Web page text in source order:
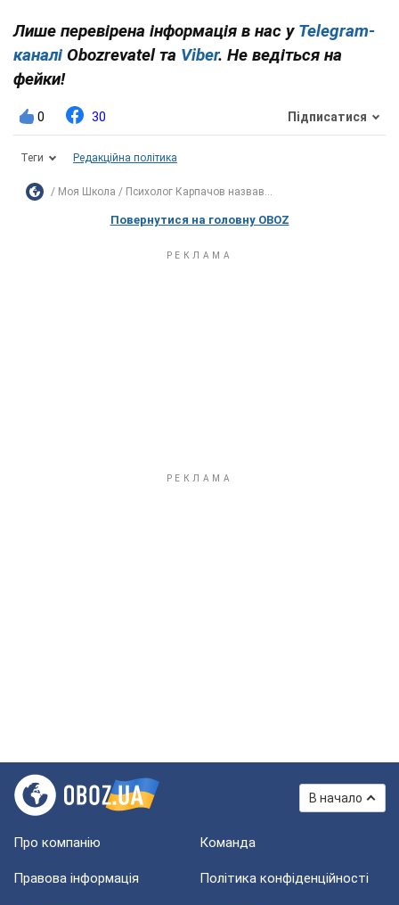
Лише перевірена інформація в нас у Telegram-
каналі Obozrevatel та Viber. Не ведіться на
фейки!
0 30 Підписатися
Теги Редакційна політика
Моя Школа Психолог Карпачов назвав...
Повернутися на головну OBOZ
В начало
Про компанію Команда
Правова інформація Політика конфіденційності